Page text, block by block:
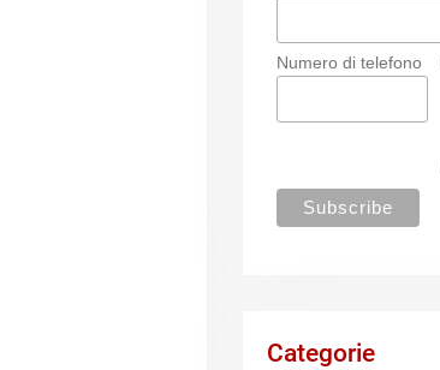
Numero di telefono
Categorie